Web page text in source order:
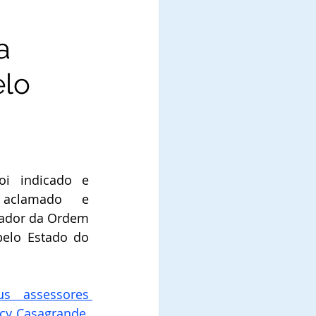
indicado e
e
da Ordem
Estado do